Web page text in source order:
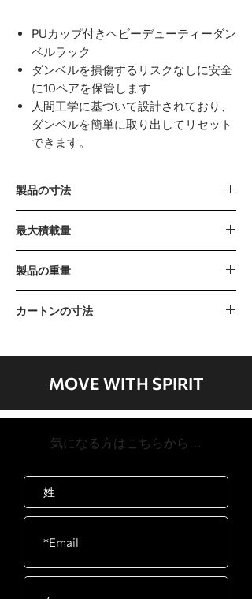
PUカップ付きヘビーデューティーダン
ベルラック
ダンベルを損傷するリスクなしに安全
に10ペアを保管します
人間工学に基づいて設計されており、
ダンベルを簡単に取り出してリセット
できます。
製品の寸法
最大積載量
製品の重量
カートンの寸法
800 x 680 x 260mm / 31” x 27” x 10”
カートンB
2350 x 260 x 135mm / 93 "x 10" x 5 "
MOVE WITH SPIRIT
​気になる方はこちらから…